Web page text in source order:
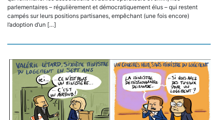
parlementaires – régulièrement et démocratiquement élus – qui restent
campés sur leurs positions partisanes, empêchant (une fois encore)
l’adoption d’un […]